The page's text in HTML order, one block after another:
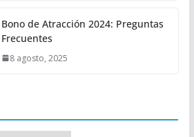
Bono de Atracción 2024: Preguntas
Frecuentes
8 agosto, 2025